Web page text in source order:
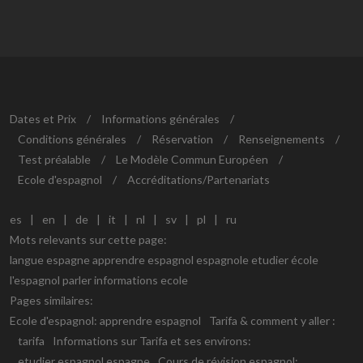
Dates et Prix / Informations générales
/
Conditions générales
/ Réservation / Renseignements
/
Test préalable
/ Le Modèle Commun Européen
/
Ecole d'espagnol
/ Accréditations/Partenariats
es | en | de | it | nl | sv | pl |
ru
Mots relevants sur cette page:
langue espagne apprendre espagnol espagnole etudier école
l'espagnol parler informations ecole
Pages similaires:
Ecole d'espagnol: apprendre espagnol
Tarifa & comment y aller :
tarifa
Informations sur Tarifa et ses environs: